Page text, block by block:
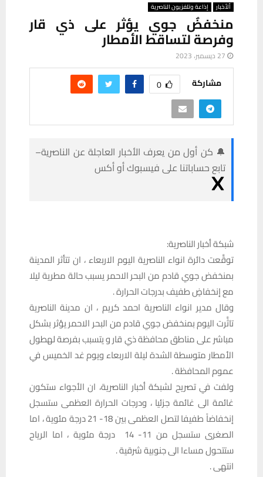
ألأخبار إذاعة وتلفزيون الناصرية
منخفضٌ جوي يؤثر على ذي قار
وفرصة لتساقط الأمطار
27 ديسمبر، 2023
مشاركة 0
🔔 كن أول من يعرف الأخبار العاجلة عن الناصرية–
تابع حساباتنا على فيسبوك أو أكس
شبكة أخبار الناصرية:
توقَّعت دائرة انواء الناصرية اليوم الاربعاء ، ان تتأثر المدينة
بمنخفض جوي قادم من البحر الاحمر يسبب حالة مطرية ليلا
مع إنخفاضٍ طفيف بدرجات الحرارة .
وقال مدير انواء الناصرية احمد كريم ، ان مدينة الناصرية
تاثَّرت اليوم بمنخفض جوي قادم من البحر الاحمر يؤثر بشكل
مباشر على مناطق محافظة ذي قار و يتسبب بفرصة لهطول
الأمطار متوسطة الشدة ليلة الاربعاء ويوم غد الخميس في
عموم المحافظة .
ولفت في تصريح لشبكة أخبار الناصرية، ان الأجواء ستكون
غائمة الى غائمة جزئيا ، ودرجات الحرارة العظمى ستسجل
إنخفاضاً طفيفا لتصل العظمى بين 18- 21 درجة مئوية ، اما
الصغرى ستسجل من 11- 14 درجة مئوية ، اما الرياح
ستتحول مساءا الى جنوبية شرقية .
انتهى .